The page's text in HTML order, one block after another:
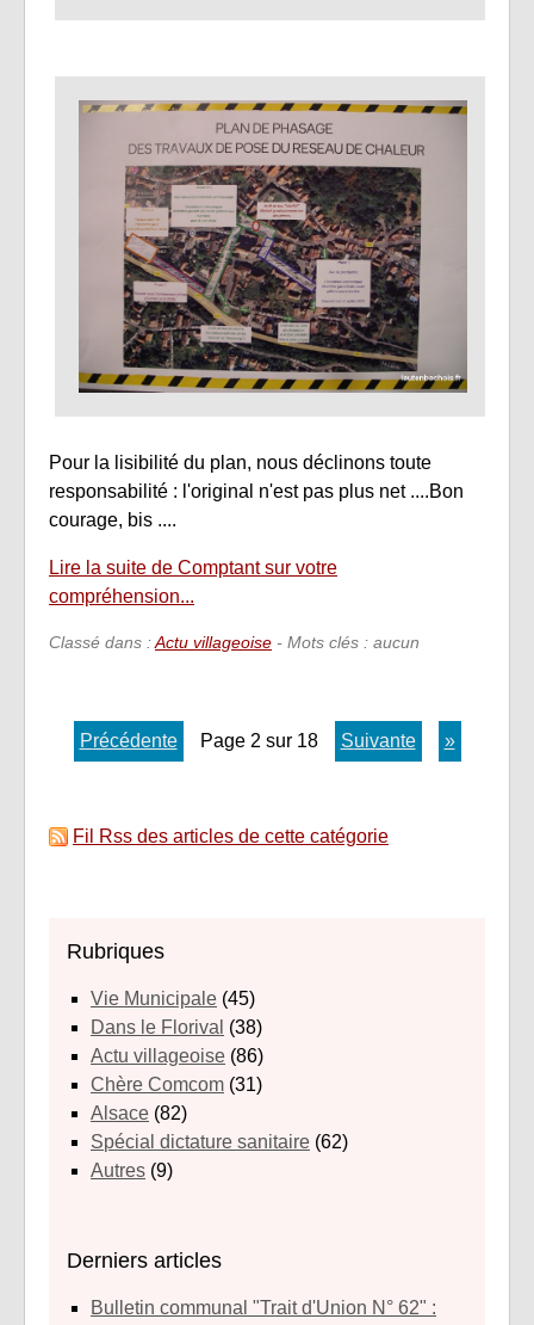
Pour la lisibilité du plan, nous déclinons toute
responsabilité : l'original n'est pas plus net ....Bon
courage, bis ....
Lire la suite de Comptant sur votre
compréhension...
Classé dans :Actu villageoise - Mots clés : aucun
précédente page 2 sur 18 suivante »
Fil Rss des articles de cette catégorie
Rubriques
Vie Municipale (45)
Dans le Florival (38)
Actu villageoise (86)
Chère Comcom (31)
Alsace (82)
Spécial dictature sanitaire (62)
Autres (9)
Derniers articles
Bulletin communal "Trait d'Union N° 62" :